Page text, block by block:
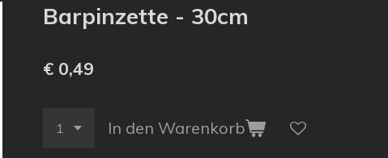
Barpinzette - 30cm
€ 0,49
In den Warenkorb